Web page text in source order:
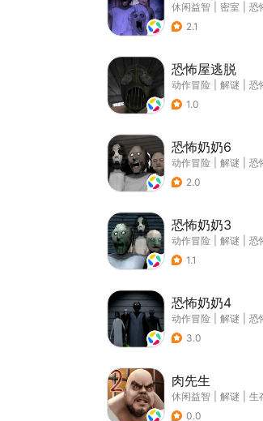
休闲益智 密室 恐
2.1
恐怖屋逃脱
动作冒险 解谜 恐
1.0
恐怖奶奶6
动作冒险 解谜 恐
2.0
恐怖奶奶3
动作冒险 解谜 恐
1.1
恐怖奶奶4
动作冒险 解谜 恐
3.0
肉先生
休闲益智 解谜 生
0.0